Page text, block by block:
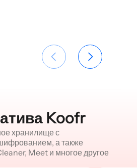
Koofr
хранилище с
а также
Meet и многое другое